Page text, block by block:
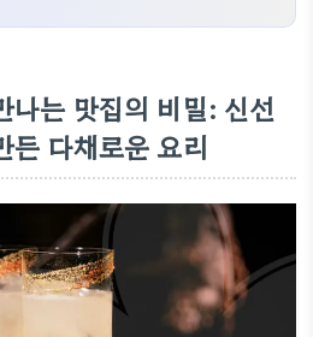
나는 맛집의 비밀: 신선
든 다채로운 요리